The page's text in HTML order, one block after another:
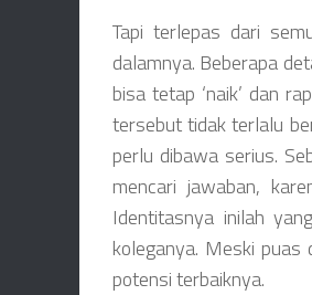
Tapi terlepas dari
dalamnya. Beberapa
bisa tetap ‘naik’ dan
tersebut tidak terlalu
perlu dibawa serius.
mencari jawaban,
Identitasnya inilah
koleganya. Meski
potensi terbaiknya.